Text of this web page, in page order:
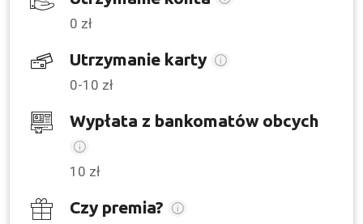
0 zł
Utrzymanie karty
0-10 zł
Wypłata z bankomatów obcych
10 zł
Czy premia?